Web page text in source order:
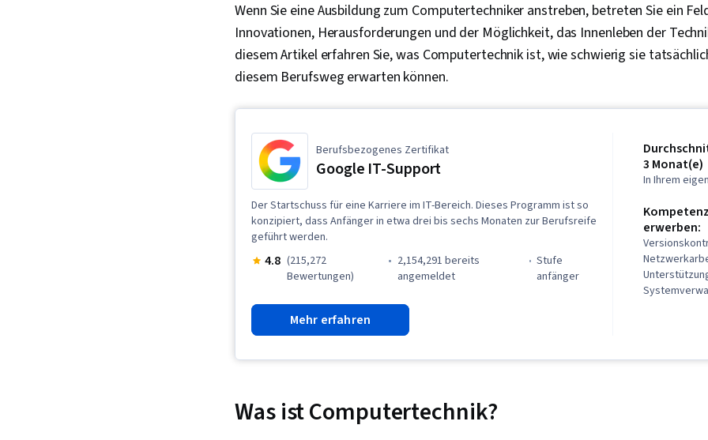
Wenn Sie eine Ausbildung zum Computertechniker anstreben, betreten Sie ein
Innovationen, Herausforderungen und der Möglichkeit, das Innenleben der
diesem Artikel erfahren Sie, was Computertechnik ist, wie schwierig sie
diesem Berufsweg erwarten können.
Berufsbezogenes Zertifikat
Google IT-Support
Der Startschuss für eine Karriere im IT-Bereich. Dieses Programm ist so
konzipiert, dass Anfänger in etwa drei bis sechs Monaten zur Berufsreife
geführt werden.
4.8 (215,272
Bewertungen)
2,154,291 bereits
angemeldet
stufe
anfänger
Mehr erfahren
3 Monat(e)
In Ihrem
erwerben:
Was ist Computertechnik?